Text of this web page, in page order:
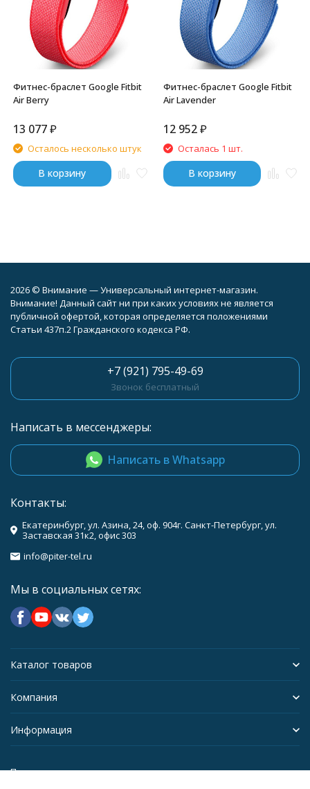
Фитнес-браслет Google Fitbit
Air Berry
13 077₽
Осталось несколько штук
В корзину
Фитнес-браслет Google Fitbit
Air Lavender
12 952 ₽
Осталась 1 шт.
В корзину
2026 © Внимание — Универсальный интернет-магазин.
Внимание! Данный сайт ни при каких условиях не является
публичной офертой, которая определяется положениями
Статьи 437п.2 Гражданского кодекса РФ.
+7 (921) 795-49-69
Звонок бесплатный
Написать в мессенджеры:
Написать в Whatsapp
Контакты:
Екатеринбург, ул. Азина, 24, оф. 904г. Санкт-Петербург, ул.
Заставская 31к2, офис 303
info@piter-tel.ru
Мы в социальных сетях:
Каталог товаров
Компания
Информация
Политика персональных данных